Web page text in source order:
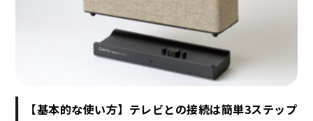
【基本的な使い方】テレビとの接続は簡単3ステップ